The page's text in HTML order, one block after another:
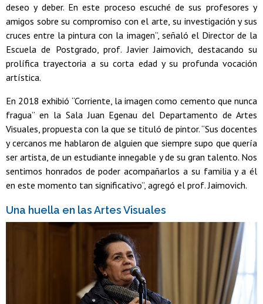
deseo y deber. En este proceso escuché de sus profesores y
amigos sobre su compromiso con el arte, su investigación y sus
cruces entre la pintura con la imagen”, señaló el Director de la
Escuela de Postgrado, prof. Javier Jaimovich, destacando su
prolífica trayectoria a su corta edad y su profunda vocación
artística.
En 2018 exhibió “Corriente, la imagen como cemento que nunca
fragua” en la Sala Juan Egenau del Departamento de Artes
Visuales, propuesta con la que se tituló de pintor. “Sus docentes
y cercanos me hablaron de alguien que siempre supo que quería
ser artista, de un estudiante innegable y de su gran talento. Nos
sentimos honrados de poder acompañarlos a su familia y a él
en este momento tan significativo”, agregó el prof. Jaimovich.
Una huella en las Artes Visuales